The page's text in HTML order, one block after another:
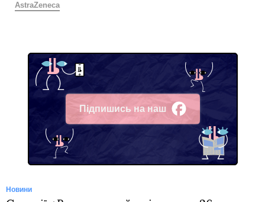
AstraZeneca
Підпишись на наш
Facebook
Новини